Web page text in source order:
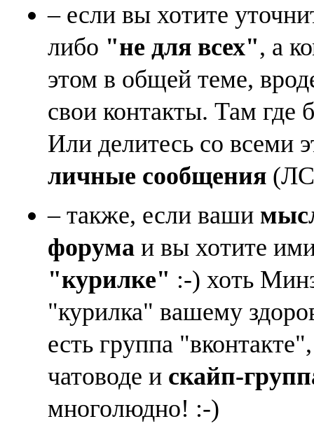
– если вы хотите
либо "не для всех", а
этом в общей теме,
свои контакты. Там где
Или делитесь со всеми
личные сообщения
– также, если ваши
форума и вы хотите
"курилке" :-) хоть
"курилка" вашему
есть группа
чатоводе и скайп-
многолюдно! :-)